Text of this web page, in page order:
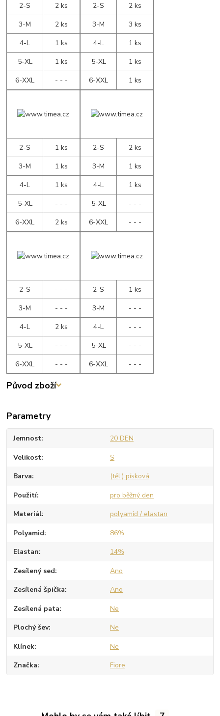
2-S
2 ks
3-M
2 ks
4-L
1 ks
5-XL
1 ks
6-XXL
- - -
2-S
2 ks
3-M
3 ks
4-L
1 ks
5-XL
1 ks
6-XXL
1 ks
2-S
1 ks
3-M
1 ks
4-L
1 ks
5-XL
- - -
6-XXL
2 ks
2-S
2 ks
3-M
1 ks
4-L
1 ks
5-XL
- - -
6-XXL
- - -
2-S
- - -
3-M
- - -
4-L
2 ks
5-XL
- - -
6-XXL
- - -
2-S
1 ks
3-M
- - -
4-L
- - -
5-XL
- - -
6-XXL
- - -
Původ zboží
Parametry
Jemnost 20 DEN
Velikost S
Barva (těl.) písková
Použití pro běžný den
Materiál polyamid / elastan
Polyamid 86%
Elastan 14%
Zesílený sed Ano
Zesílená špička Ano
Zesílená pata Ne
Plochý šev Ne
Klínek Ne
Značka Fiore